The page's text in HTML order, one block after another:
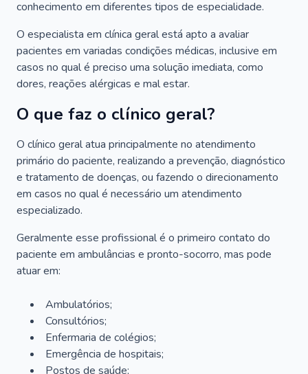
conhecimento em diferentes tipos de especialidade.
O especialista em clínica geral está apto a avaliar
pacientes em variadas condições médicas, inclusive em
casos no qual é preciso uma solução imediata, como
dores, reações alérgicas e mal estar.
O que faz o clínico geral?
O clínico geral atua principalmente no atendimento
primário do paciente, realizando a prevenção, diagnóstico
e tratamento de doenças, ou fazendo o direcionamento
em casos no qual é necessário um atendimento
especializado.
Geralmente esse profissional é o primeiro contato do
paciente em ambulâncias e pronto-socorro, mas pode
atuar em:
Ambulatórios;
Consultórios;
Enfermaria de colégios;
Emergência de hospitais;
Postos de saúde;